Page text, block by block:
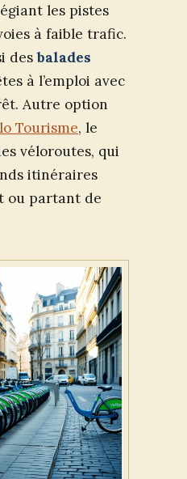
les pistes
à faible trafic.
desbalades
à l’emploi avec
Autre option
Tourisme, le
véloroutes, qui
itinéraires
ou partant de